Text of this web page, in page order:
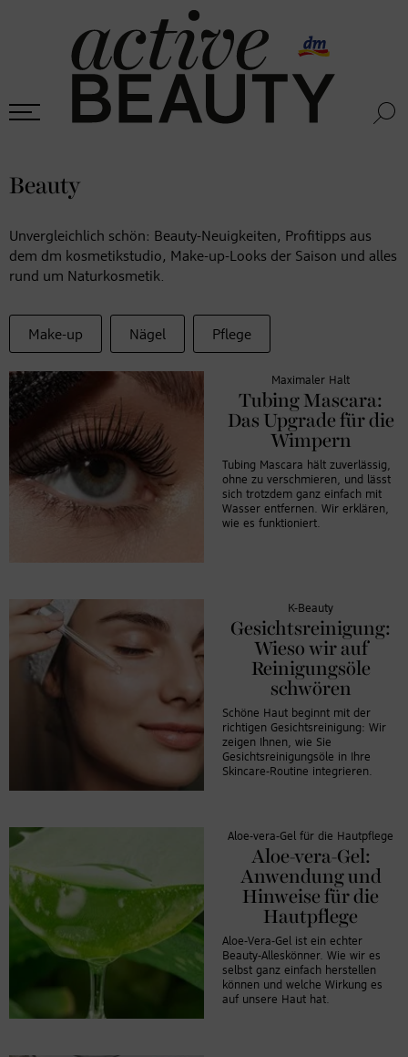
Beauty
Unvergleichlich schön: Beauty-Neuigkeiten, Profitipps aus
dem dm kosmetikstudio, Make-up-Looks der Saison und alles
rund um Naturkosmetik.
Make-up Nägel Pflege
Maximaler Halt
Tubing Mascara:
Das Upgrade für die
Wimpern
Tubing Mascara hält zuverlässig,
ohne zu verschmieren, und lässt
sich trotzdem ganz einfach mit
Wasser entfernen. Wir erklären,
wie es funktioniert.
K-Beauty
Gesichtsreinigung:
Wieso wir auf
Reinigungsöle
schwören
Schöne Haut beginnt mit der
richtigen Gesichtsreinigung: Wir
zeigen Ihnen, wie Sie
Gesichtsreinigungsöle in Ihre
Skincare-Routine integrieren.
Aloe-vera-Gel für die Hautpflege
Aloe-vera-Gel:
Anwendung und
Hinweise für die
Hautpflege
Aloe-Vera-Gel ist ein echter
Beauty-Alleskönner. Wie wir es
selbst ganz einfach herstellen
können und welche Wirkung es
auf unsere Haut hat.